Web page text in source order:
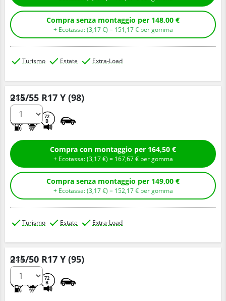
Compra senza montaggio per 148,00 €
+ Ecotassa: (3,17€ ) = 151,17€ per gomma
Turismo Estate Extra-Load
215/55 R17 Y (98)
72
B
Q.tà
Compra con montaggio per 164,50 €
+ Ecotassa: (3,17€ ) = 167,67€ per gomma
Compra senza montaggio per 149,00 €
+ Ecotassa: (3,17€ ) = 152,17€ per gomma
Turismo Estate Extra-Load
215/50 R17 Y (95)
72
B
Q.tà